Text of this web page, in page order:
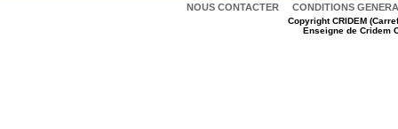
NOUS CONTACTER CONDITIONS
CopyrightCRIDEM
Enseigne de Cridem